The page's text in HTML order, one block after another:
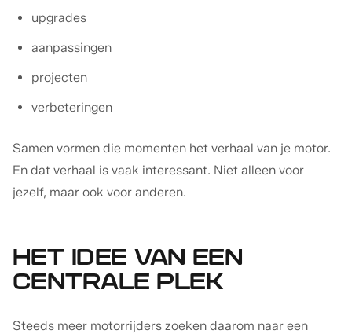
upgrades
aanpassingen
projecten
verbeteringen
Samen vormen die momenten het verhaal van je motor.
En dat verhaal is vaak interessant. Niet alleen voor
jezelf, maar ook voor anderen.
HET IDEE VAN EEN
CENTRALE PLEK
Steeds meer motorrijders zoeken daarom naar een